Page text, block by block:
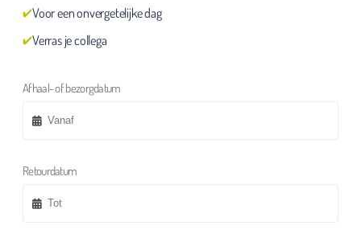
Voor een onvergetelijke dag
Verras je collega
Afhaal- of bezorgdatum
Retourdatum